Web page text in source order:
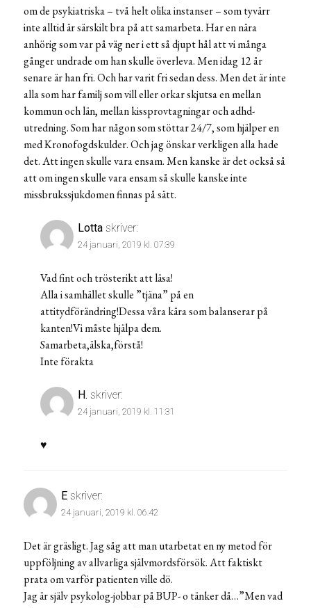
om de psykiatriska – två helt olika instanser – som tyvärr
inte alltid är särskilt bra på att samarbeta. Har en nära
anhörig som var på väg ner i ett så djupt hål att vi många
gånger undrade om han skulle överleva. Men idag 12 år
senare är han fri. Och har varit fri sedan dess. Men det är inte
alla som har familj som vill eller orkar skjutsa en mellan
kommun och län, mellan kissprovtagningar och adhd-
utredning. Som har någon som stöttar 24/7, som hjälper en
med Kronofogdskulder. Och jag önskar verkligen alla hade
det. Att ingen skulle vara ensam. Men kanske är det också så
att om ingen skulle vara ensam så skulle kanske inte
missbrukssjukdomen finnas på sätt.
Lotta skriver:
24 januari, 2019 kl. 07:39
Vad fint och trösterikt att läsa!
Alla i samhället skulle ”tjäna” på en
attitydförändring!Dessa våra kära som balanserar på
kanten!Vi måste hjälpa dem.
Samarbeta,älska,förstå!
Inte förakta
H. skriver:
24 januari, 2019 kl. 11:31
♥️
E skriver:
24 januari, 2019 kl. 06:42
Det är gräsligt. Jag såg att man utarbetat en ny metod för
uppföljning av allvarliga självmordsförsök. Att faktiskt
prata om varför patienten ville dö.
Jag är själv psykolog-jobbar på BUP- o tänker då…”Men vad